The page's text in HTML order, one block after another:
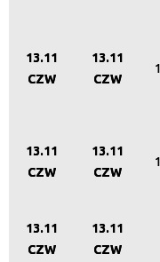
13.11
CZW
13.11
CZW
13.11
CZW
13.11
CZW
13.11
CZW
13.11
CZW